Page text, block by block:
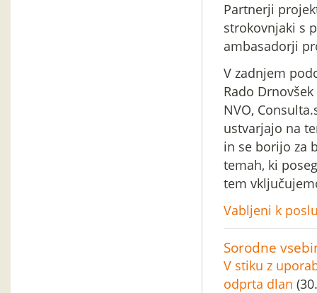
Partnerji
strokovnjaki s
ambasadorji
V zadnjem
Rado
NVO,
ustvarjajo na
in se borijo za
temah, ki
tem
Vabljeni k
Sorodne
V stiku z
odprta dlan